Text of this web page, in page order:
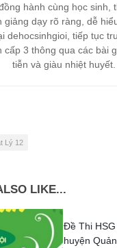
hành cùng học sinh,
giảng dạy rõ ràng, dễ
dehocsinhgioi, tiếp tục
cấp 3 thông qua các bài
tiễn và giàu nhiệt huyết.
Lý 12
LIKE...
Đề Thi HSG
huyện